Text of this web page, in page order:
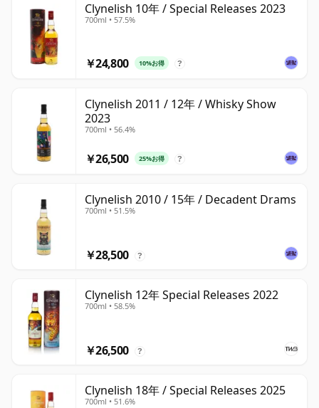
Clynelish 10年 / Special Releases 2023
700ml • 57.5%
￥24,800 10%お得 ?
Clynelish 2011 / 12年 / Whisky Show
2023
700ml • 56.4%
￥26,500 25%お得 ?
Clynelish 2010 / 15年 / Decadent Drams
700ml • 51.5%
￥28,500 ?
Clynelish 12年 Special Releases 2022
700ml • 58.5%
￥26,500 ?
Clynelish 18年 / Special Releases 2025
700ml • 51.6%